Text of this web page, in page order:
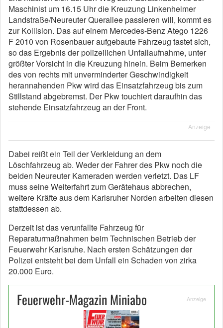
Maschinist um 16.15 Uhr die Kreuzung Linkenheimer
Landstraße/Neureuter Querallee passieren will, kommt es
zur Kollision. Das auf einem Mercedes-Benz Atego 1226
F 2010 von Rosenbauer aufgebaute Fahrzeug tastet sich,
so das Ergebnis der polizeilichen Unfallaufnahme, unter
größter Vorsicht in die Kreuzung hinein. Beim Bemerken
des von rechts mit unverminderter Geschwindigkeit
herannahenden Pkw wird das Einsatzfahrzeug bis zum
Stillstand abgebremst. Der Pkw touchiert daraufhin das
stehende Einsatzfahrzeug an der Front.
Anzeige
Dabei reißt ein Teil der Verkleidung an dem
Löschfahrzeug ab. Weder der Fahrer des Pkw noch die
beiden Neureuter Kameraden werden verletzt. Das LF
muss seine Weiterfahrt zum Gerätehaus abbrechen,
weitere Kräfte aus dem Karlsruher Norden arbeiten diesen
stattdessen ab.
Derzeit ist das verunfallte Fahrzeug für
Reparaturmaßnahmen beim Technischen Betrieb der
Feuerwehr Karlsruhe. Nach ersten Schätzungen der
Polizei entsteht bei dem Unfall ein Schaden von zirka
20.000 Euro.
Feuerwehr-Magazin Miniabo Anzeige